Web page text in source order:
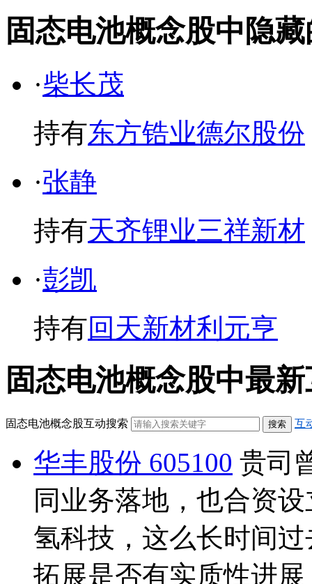
固态电池概念股中隐藏
·柴长茂
持有东方锆业德尔股份
·张静
持有天齐锂业三祥新材
·彭凯
持有回天新材利元亨
固态电池概念股中最新
固态电池概念股互动搜索 互
华丰股份 605100 贵司
同业务落地，也合资
氢科技，这么长时间
拓展是否有实质性进